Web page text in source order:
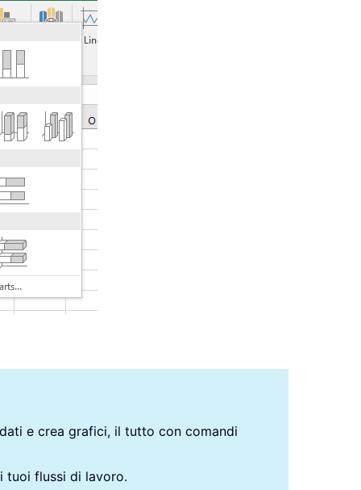
e crea grafici, il tutto con comandi
tuoi flussi di lavoro.